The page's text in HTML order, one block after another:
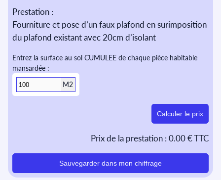
Prestation :
Fourniture et pose d’un faux plafond en surimposition
du plafond existant avec 20cm d’isolant
Entrez la surface au sol CUMULEE de chaque pièce habitable
mansardée :
M2
Calculer le prix
Prix de la prestation :0.00 € TTC
Sauvegarder dans mon chiffrage